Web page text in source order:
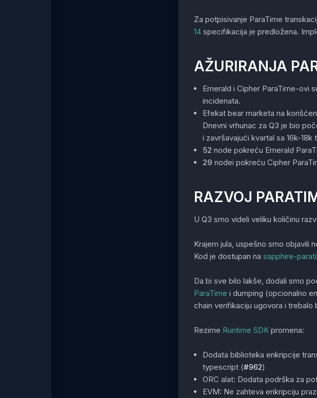
Za potpisivanje ParaTime
14specifikacija je predložena.
AŽURIRANJA
Emerald i Cipher ParaTime-ovi
incidenata.
Efekat bear marketa na
Dnevni vrhunac za Q3 je bio
i završavajući kvartal sa 16k-18k
52 node pokreću Emerald
29 nodei pokreću Cipher
RAZVOJ
U Q3 smo videli veliku količinu
Krajem jula, uspešno smo objavili
Kod je dostupan na sapphire-
Da bi sve bilo lakše, dodali smo
ParaTime i dumping (opcionalno
chain verifikaciju ugovora i
Rezime Runtime SDKpromena:
Dodata biblioteka enkripcije
typescript (#962)
ORC alat: Dodata podrška za
EVM: Ne zahteva enkripciju